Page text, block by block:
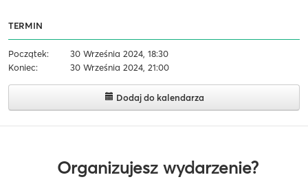
TERMIN
Początek:
30 Września 2024, 18:30
Koniec:
30 Września 2024, 21:00
Dodaj do kalendarza
Organizujesz wydarzenie?